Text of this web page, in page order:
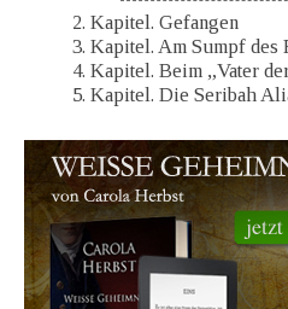
2. Kapitel. Gefangen
3. Kapitel. Am Sumpf des
4. Kapitel. Beim „Vater
5. Kapitel. Die Seribah